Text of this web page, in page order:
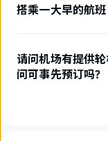
搭乘一大早的航
请问机场有提供
问可事先预订吗？